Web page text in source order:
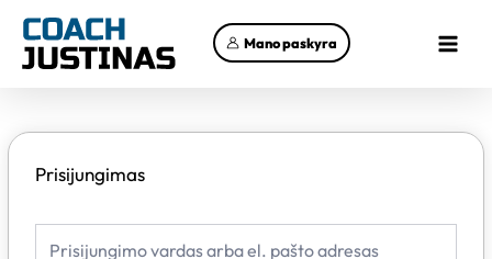
prie
turinio
Mano paskyra
Menu
Prisijungimas